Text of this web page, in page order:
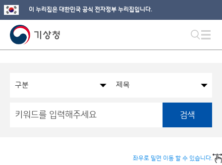
이 누리집은 대한민국 공식 전자정부 누리집입니다.
검색
좌우로 밀면 이동 할 수 있습니다.